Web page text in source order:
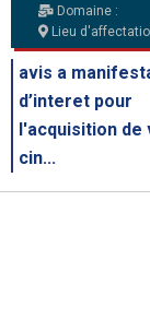
Domaine :
Lieu
avis a
d’interet pour
l'acquisition de
cin...